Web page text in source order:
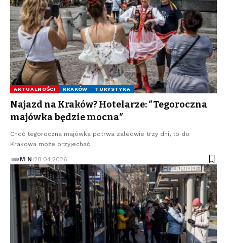
AKTUALNOŚCI KRAKÓW TURYSTYKA
Najazd na Kraków? Hotelarze: ″Tegoroczna
majówka będzie mocna″
Choć tegoroczna majówka potrwa zaledwie trzy dni, to do
Krakowa może przyjechać…
M N 28.04.2026